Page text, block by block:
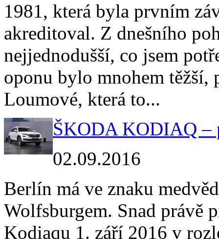
1981, která byla prvním
akreditoval. Z dnešního
nejjednodušší, co jsem
oponu bylo mnohem
Loumové, která to...
ŠKODA KODIAQ –
02.09.2016
Berlín má ve znaku
Wolfsburgem. Snad právě
Kodiaqu 1. září 2016 v